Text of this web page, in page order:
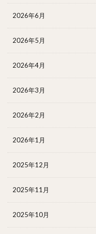
2026年6月
2026年5月
2026年4月
2026年3月
2026年2月
2026年1月
2025年12月
2025年11月
2025年10月